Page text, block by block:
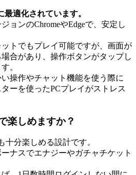
適化されています。
ョンのChromeやEdgeで、安定し
トでもプレイ可能ですが、画面が
合があり、操作ボタンがタップし
。
操作やチャット機能を使う際に
ーを使ったPCプレイがストレス
楽しめますか？
十分楽しめる設計です。
ナスでエナジーやガチャチケット